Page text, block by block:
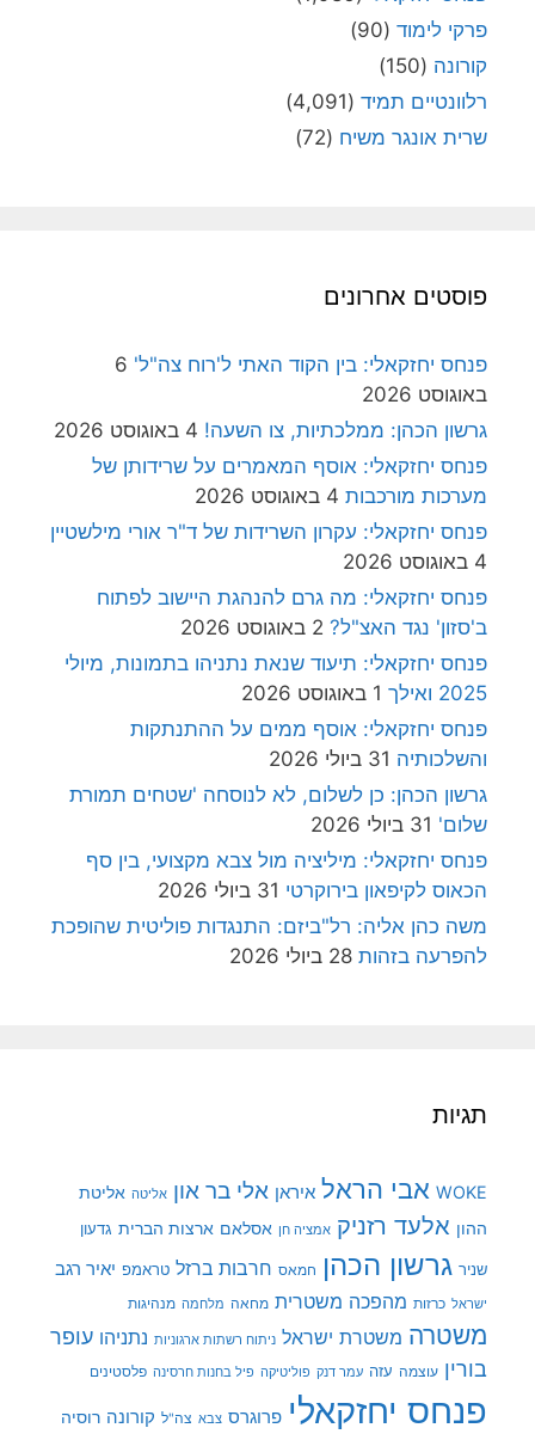
פרקי לימוד (90)
קורונה (150)
רלוונטיים תמיד (4,091)
שרית אונגר משיח (72)
פוסטים אחרונים
פנחס יחזקאלי: בין הקוד האתי ל'רוח צה"ל' 6
באוגוסט 2026
גרשון הכהן: ממלכתיות, צו השעה! 4 באוגוסט 2026
פנחס יחזקאלי: אוסף המאמרים על שרידותן של
מערכות מורכבות 4 באוגוסט 2026
פנחס יחזקאלי: עקרון השרידות של ד"ר אורי מילשטיין
4 באוגוסט 2026
פנחס יחזקאלי: מה גרם להנהגת היישוב לפתוח
ב'סזון' נגד האצ"ל? 2 באוגוסט 2026
פנחס יחזקאלי: תיעוד שנאת נתניהו בתמונות, מיולי
2025 ואילך
1 באוגוסט 2026
פנחס יחזקאלי: אוסף ממים על ההתנתקות
והשלכותיה 31 ביולי 2026
גרשון הכהן: כן לשלום, לא לנוסחה 'שטחים תמורת
שלום' 31 ביולי 2026
פנחס יחזקאלי: מיליציה מול צבא מקצועי, בין סף
הכאוס לקיפאון בירוקרטי 31 ביולי 2026
משה כהן אליה: רל"ביזם: התנגדות פוליטית שהופכת
להפרעה בזהות 28 ביולי 2026
תגיות
WOKE אבי הראל איראן אלי בר און אליטה אליטת
ההון אלעד רזניק אמציה חן אסלאם ארצות הברית גדעון
שניר גרשון הכהן חמאס חרבות ברזל טראמפ יאיר רגב
ישראל כרזות מהפכה משטרית מחאה מלחמה מנהיגות
משטרה משטרת ישראל ניתוח רשתות ארגוניות נתניהו עופר
בורין עוצמה עזה עמר דנק פוליטיקה פיל בחנות חרסינה פלסטינים
פנחס יחזקאלי פרוגרס צבא צה"ל קורונה רוסיה